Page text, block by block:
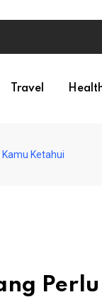
Travel
Ketahui